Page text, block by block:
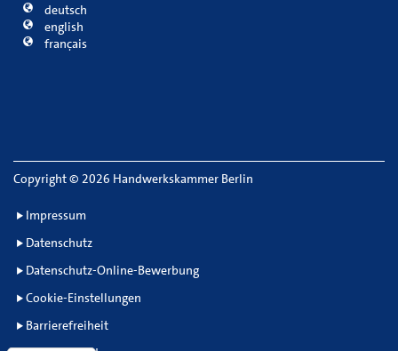
deutsch
english
français
Copyright© 2026 Handwerkskammer Berlin
Impressum
Datenschutz
Datenschutz-Online-Bewerbung
Cookie-Einstellungen
Barrierefreiheit